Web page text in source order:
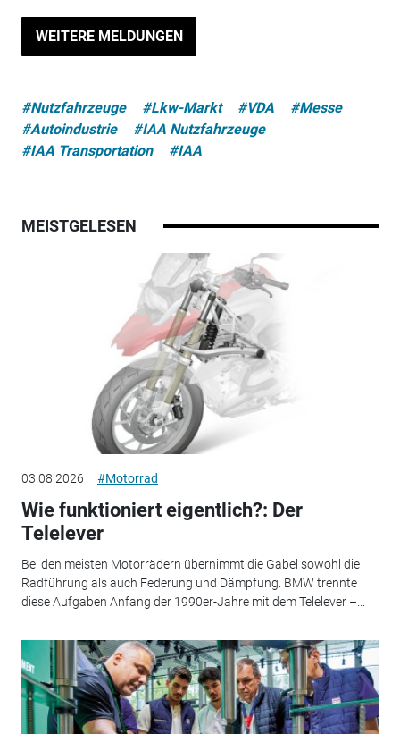
WEITERE MELDUNGEN
#Nutzfahrzeuge #Lkw-Markt #VDA
#Messe
#Autoindustrie
#IAA Nutzfahrzeuge
#IAA Transportation
#IAA
MEISTGELESEN
03.08.2026 #Motorrad
Wie funktioniert eigentlich?: Der
Telelever
Bei den meisten Motorrädern übernimmt die Gabel sowohl die
Radführung als auch Federung und Dämpfung. BMW trennte
diese Aufgaben Anfang der 1990er-Jahre mit dem Telelever –...